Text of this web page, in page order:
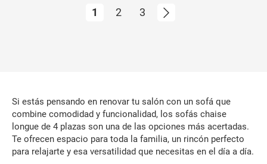
Actualmente estás leyendo página
1 Página
2 Página
3
Si estás pensando en renovar tu salón con un sofá que
combine comodidad y funcionalidad, los sofás chaise
longue de 4 plazas son una de las opciones más acertadas.
Te ofrecen espacio para toda la familia, un rincón perfecto
para relajarte y esa versatilidad que necesitas en el día a día.